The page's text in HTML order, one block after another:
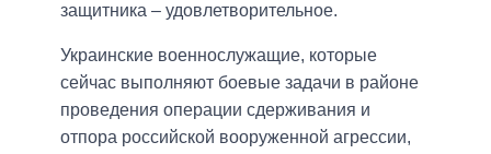
защитника – удовлетворительное.
Украинские военнослужащие, которые
сейчас выполняют боевые задачи в районе
проведения операции сдерживания и
отпора российской вооруженной агрессии,